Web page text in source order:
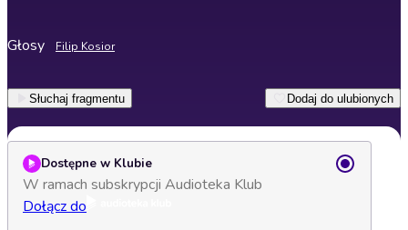
Głosy Filip Kosior
Słuchaj fragmentu Dodaj do ulubionych
Dostępne w Klubie
W ramach subskrypcji Audioteka Klub
Dołącz do